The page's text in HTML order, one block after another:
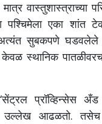
वास्तुशास्त्राच्या
एका शांत
सुबकपणे घडवलेले
स्थानिक
प्रॉव्हिन्सेस अँड
उल्लेख आढळतो. तसेच